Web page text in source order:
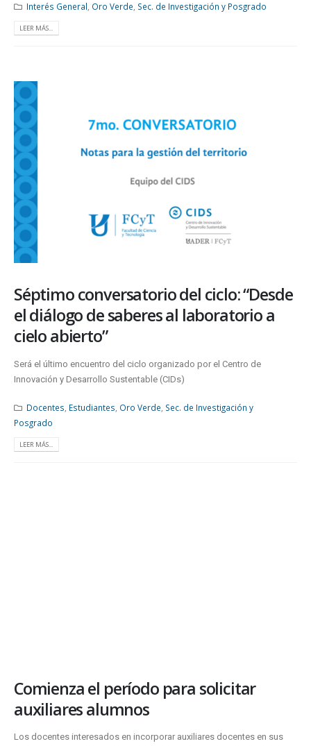
Interés General, Oro Verde, Sec. de Investigación y Posgrado
LEER MÁS...
Séptimo conversatorio del ciclo: “Desde
el diálogo de saberes al laboratorio a
cielo abierto”
Será el último encuentro del ciclo organizado por el Centro de
Innovación y Desarrollo Sustentable (CIDs)
Docentes Estudiantes Oro Verde Sec. de Investigación y
Posgrado
LEER MÁS...
Comienza el período para solicitar
auxiliares alumnos
Los docentes interesados en incorporar auxiliares docentes en sus